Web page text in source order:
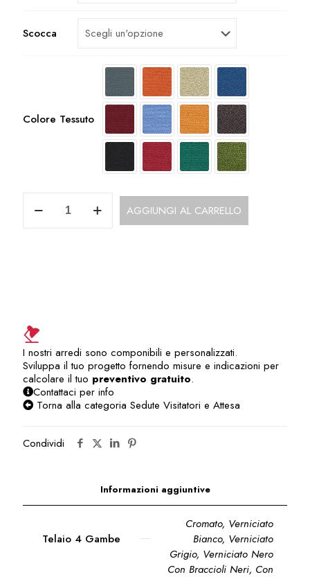
Scocca
Colore Tessuto
Fisse
/
sala
corsi
SVA206US
quantità
AGGIUNGI AL CARRELLO
I nostri arredi sono componibili e personalizzati.
Sviluppa il tuo progetto fornendo misure e indicazioni per
calcolare il tuo preventivo gratuito.
Contattaci per info
Torna alla categoria Sedute Visitatori e Attesa
Condividi
Informazioni aggiuntive
Telaio 4 Gambe
Cromato, Verniciato
Bianco, Verniciato
Grigio, Verniciato Nero
Con Braccioli Neri, Con